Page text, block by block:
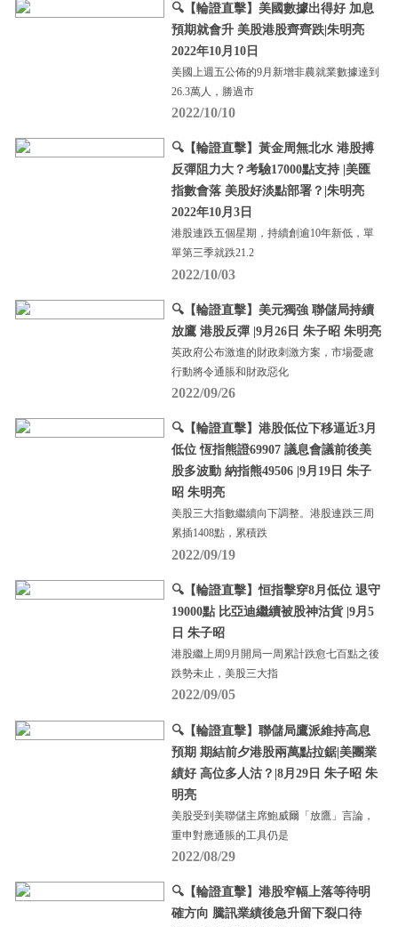
🔍【輪證直擊】美國數據出得好 加息
預期就會升 美股港股齊齊跌|朱明亮
2022年10月10日
美國上週五公佈的9月新增非農就業數據達到
26.3萬人，勝過市
2022/10/10
🔍【輪證直擊】黃金周無北水 港股搏
反彈阻力大？考驗17000點支持 |美匯
指數會落 美股好淡點部署？|朱明亮
2022年10月3日
港股連跌五個星期，持續創逾10年新低，單
單第三季就跌21.2
2022/10/03
🔍【輪證直擊】美元獨強 聯儲局持續
放鷹 港股反彈 |9月26日 朱子昭 朱明亮
英政府公布激進的財政刺激方案，市場憂慮
行動將令通脹和財政惡化
2022/09/26
🔍【輪證直擊】港股低位下移逼近3月
低位 恆指熊證69907 議息會議前後美
股多波動 納指熊49506 |9月19日 朱子
昭 朱明亮
美股三大指數繼續向下調整。港股連跌三周
累插1408點，累積跌
2022/09/19
🔍【輪證直擊】恒指擊穿8月低位 退守
19000點 比亞迪繼續被股神沽貨 |9月5
日 朱子昭
港股繼上周9月開局一周累計跌愈七百點之後
跌勢未止，美股三大指
2022/09/05
🔍【輪證直擊】聯儲局鷹派維持高息
預期 期結前夕港股兩萬點拉鋸|美團業
績好 高位多人沽？|8月29日 朱子昭 朱
明亮
美股受到美聯儲主席鮑威爾「放鷹」言論，
重申對應通脹的工具仍是
2022/08/29
🔍【輪證直擊】港股窄幅上落等待明
確方向 騰訊業績後急升留下裂口待